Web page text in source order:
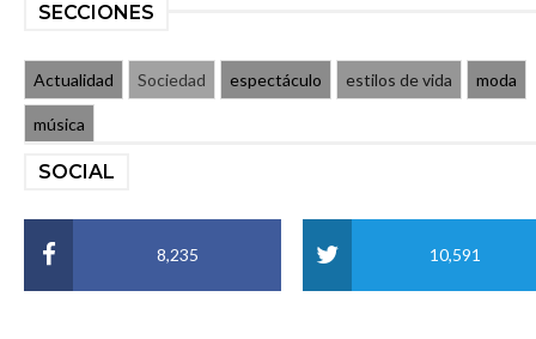
SECCIONES
Actualidad Sociedad espectáculo estilos de vida moda
música
SOCIAL
8,235 10,591